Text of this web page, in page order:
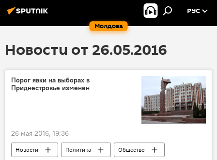
Молдова
РУС
Новости от 26.05.2016
Порог явки на выборах в
Приднестровье изменен
26 мая 2016, 19:36
Новости Политика
Общество